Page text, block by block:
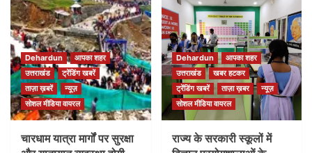
Dehardun
आपका शहर
उत्तराखंड
ट्रेंडिंग खबरें
ताज़ा ख़बरें
न्यूज़
सोशल मीडिया वायरल
चारधाम यात्रा मार्गों पर सुरक्षा
Dehardun
आपका शहर
उत्तराखंड
खबर हटकर
ट्रेंडिंग खबरें
ताज़ा ख़बर
न्यूज़
सोशल मीडिया वायरल
राज्य के सरकारी स्कूलों में